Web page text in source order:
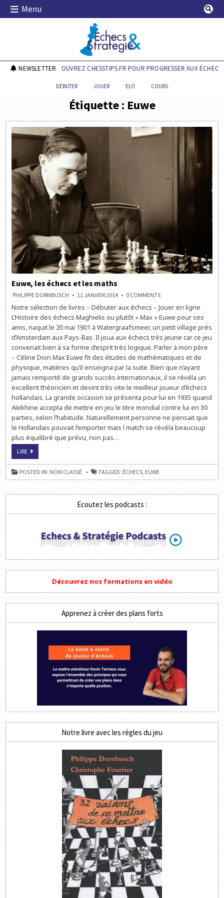
Skip
Menu
Echecs & Stratégie
NEWSLETTERDÉCOUVREZ CHESSTIPS.FR POUR PROGRESSER AUX ÉCHECS !
DÉBUTER JOUER ELO COURS
Étiquette : Euwe
Euwe, les échecs et les maths
PHILIPPE DORNBUSCH 11 JANVIER 2014 0 COMMENTSON
LES
ET
LES
MATHS
Notre sélection de livres – Débuter aux échecs – Jouer en ligne
L’Histoire des échecs Maghielis ou plutôt « Max » Euwe pour ses
amis, naquit le 20 mai 1901 à Watergraafsmeer, un petit village près
d’Amsterdam aux Pays-Bas. Il joua aux échecs très jeune car ce jeu
convenait bien à sa forme d’esprit très logique. Parler à mon père
– Céline Dion Max Euwe fit des études de mathématiques et de
physique, matières qu’il enseigna par la suite. Bien que n’ayant
jamais remporté de grands succès internationaux, il se révéla un
excellent théoricien et devint très vite le meilleur joueur d’échecs
hollandais. La grande occasion se présenta pour lui en 1935 quand
Alekhine accepta de mettre en jeu le titre mondial contre lui en 30
parties, selon l’habitude. Naturellement personne ne pensait que
le Hollandais pouvait l’emporter mais l match se révéla beaucoup
plus équilibré que prévu, non pas…
LIREEUWE,
ÉCHECS
ET
LES
MATHS
POSTED IN: NON CLASSÉ TAGGED: ÉCHECS, EUWE
Ecoutez les podcasts :
Découvrez nos formations en vidéo
Apprenez à créer des plans forts
Notre livre avec les règles du jeu